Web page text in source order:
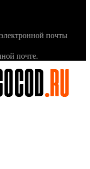
почты
почте.